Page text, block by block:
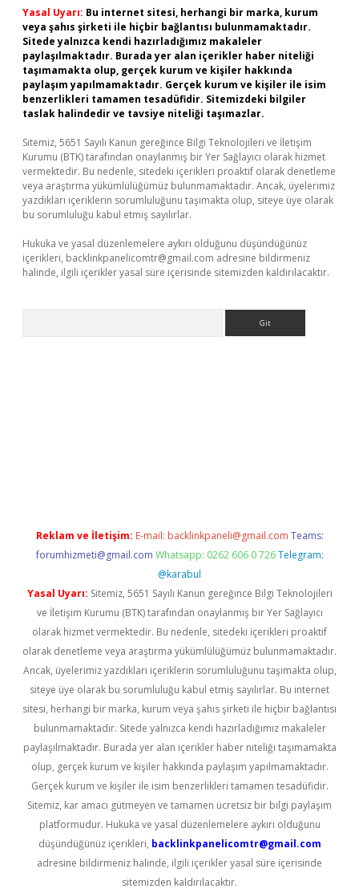
Yasal Uyarı: Bu internet sitesi, herhangi bir marka, kurum
veya şahıs şirketi ile hiçbir bağlantısı bulunmamaktadır.
Sitede yalnızca kendi hazırladığımız makaleler
paylaşılmaktadır. Burada yer alan içerikler haber niteliği
taşımamakta olup, gerçek kurum ve kişiler hakkında
paylaşım yapılmamaktadır. Gerçek kurum ve kişiler ile isim
benzerlikleri tamamen tesadüfidir. Sitemizdeki bilgiler
taslak halindedir ve tavsiye niteliği taşımazlar.
Sitemiz, 5651 Sayılı Kanun gereğince Bilgi Teknolojileri ve İletişim
Kurumu (BTK) tarafından onaylanmış bir Yer Sağlayıcı olarak hizmet
vermektedir. Bu nedenle, sitedeki içerikleri proaktif olarak denetleme
veya araştırma yükümlülüğümüz bulunmamaktadır. Ancak, üyelerimiz
yazdıkları içeriklerin sorumluluğunu taşımakta olup, siteye üye olarak
bu sorumluluğu kabul etmiş sayılırlar.
Hukuka ve yasal düzenlemelere aykırı olduğunu düşündüğünüz
içerikleri, backlinkpanelicomtr@gmail.com adresine bildirmeniz
halinde, ilgili içerikler yasal süre içerisinde sitemizden kaldırılacaktır.
Reklam ve İletişim: E-mail: backlinkpaneli@gmail.com Teams:
forumhizmeti@gmail.com Whatsapp: 0262 606 0 726 Telegram:
@karabul
Yasal Uyarı: Sitemiz, 5651 Sayılı Kanun gereğince Bilgi Teknolojileri
ve İletişim Kurumu (BTK) tarafından onaylanmış bir Yer Sağlayıcı
olarak hizmet vermektedir. Bu nedenle, sitedeki içerikleri proaktif
olarak denetleme veya araştırma yükümlülüğümüz bulunmamaktadır.
Ancak, üyelerimiz yazdıkları içeriklerin sorumluluğunu taşımakta olup,
siteye üye olarak bu sorumluluğu kabul etmiş sayılırlar. Bu internet
sitesi, herhangi bir marka, kurum veya şahıs şirketi ile hiçbir bağlantısı
bulunmamaktadır. Sitede yalnızca kendi hazırladığımız makaleler
paylaşılmaktadır. Burada yer alan içerikler haber niteliği taşımamakta
olup, gerçek kurum ve kişiler hakkında paylaşım yapılmamaktadır.
Gerçek kurum ve kişiler ile isim benzerlikleri tamamen tesadüfidir.
Sitemiz, kar amacı gütmeyen ve tamamen ücretsiz bir bilgi paylaşım
platformudur. Hukuka ve yasal düzenlemelere aykırı olduğunu
düşündüğünüz içerikleri, backlinkpanelicomtr@gmail.com
adresine bildirmeniz halinde, ilgili içerikler yasal süre içerisinde
sitemizden kaldırılacaktır.